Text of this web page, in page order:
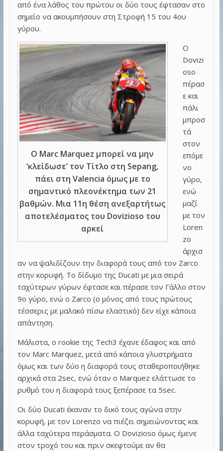
από ένα λάθος του πρώτου οι δύο τους έφτασαν στο
σημείο να ακουμπήσουν στη Στροφή 15 του 4ου
γύρου.
Ο Marc Marquez μπορεί να μην
‘κλείδωσε’ τον Τίτλο στη Sepang,
πάει στη Valencia όμως με το
σημαντικό πλεονέκτημα των 21
βαθμών. Μια 11η θέση ανεξαρτήτως
αποτελέσματος του Dovizioso του
αρκεί
Ο
Dovizi
oso
πέρασ
ε και
πάλι
μπροσ
τά
στον
επόμε
νο
γύρο,
ενώ
μαζί
με τον
Loren
zo
άρχισ
αν να ψαλιδίζουν την διαφορά τους από τον Zarco
στην κορυφή. Το δίδυμο της Ducati με μια σειρά
ταχύτερων γύρων έφτασε και πέρασε τον Γάλλο στον
9ο γύρο, ενώ ο Zarco (ο μόνος από τους πρώτους
τέσσερις με μαλακό πίσω ελαστικό) δεν είχε κάποια
απάντηση.
Μάλιστα, ο rookie της Tech3 έχανε έδαφος και από
τον Marc Marquez, μετά από κάποια γλυστρήματα
όμως και των δύο η διαφορά τους σταθεροποιήθηκε
αρχικά στα 2sec, ενώ όταν ο Marquez ελάττωσε το
ρυθμό του η διαφορά τους ξεπέρασε τα 5sec.
Οι δύο Ducati έκαναν το δικό τους αγώνα στην
κορυφή, με τον Lorenzo να πιέζει σημειώνοντας και
άλλα ταχύτερα περάσματα. Ο Dovizioso όμως έμενε
στον τροχό του και πριν σκεφτούμε αν θα